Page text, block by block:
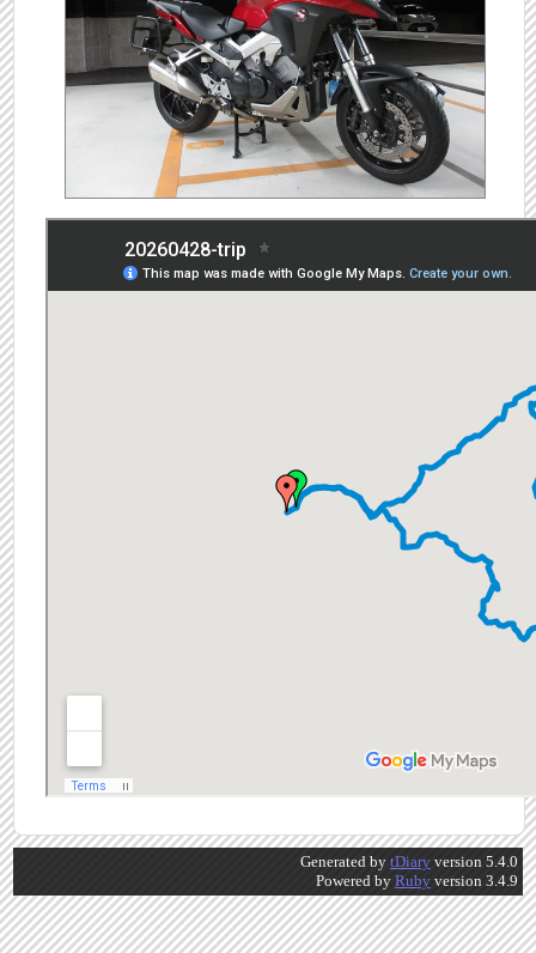
Generated by tDiaryversion 5.4.0
Powered by Rubyversion 3.4.9